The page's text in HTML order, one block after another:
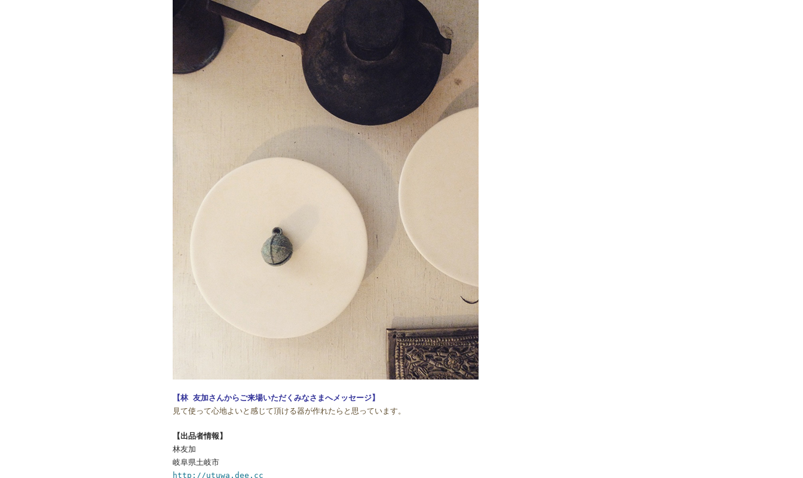
【林 友加さんからご来場いただくみなさまへメッセージ】
見て使って心地よいと感じて頂ける器が作れたらと思っています。
【出品者情報】
林友加
岐阜県土岐市
http://utuwa.dee.cc